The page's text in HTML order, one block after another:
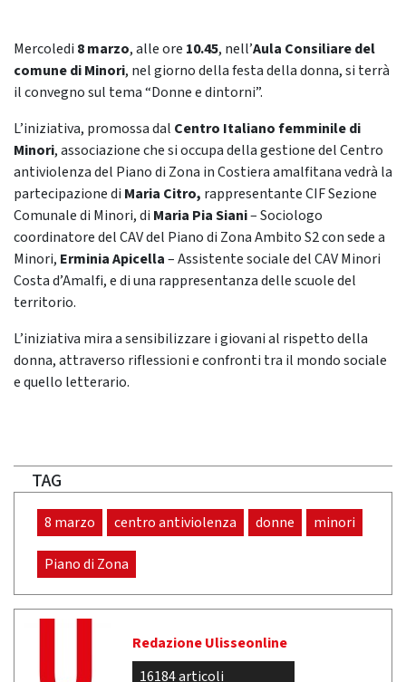
Mercoledi 8 marzo, alle ore 10.45, nell’Aula Consiliare del
comune di Minori, nel giorno della festa della donna, si terrà
il convegno sul tema “Donne e dintorni”.
L’iniziativa, promossa dal Centro Italiano femminile di
Minori, associazione che si occupa della gestione del Centro
antiviolenza del Piano di Zona in Costiera amalfitana vedrà la
partecipazione di Maria Citro, rappresentante CIF Sezione
Comunale di Minori, di Maria Pia Siani– Sociologo
coordinatore del CAV del Piano di Zona Ambito S2 con sede a
Minori, Erminia Apicella– Assistente sociale del CAV Minori
Costa d’Amalfi, e di una rappresentanza delle scuole del
territorio.
L’iniziativa mira a sensibilizzare i giovani al rispetto della
donna, attraverso riflessioni e confronti tra il mondo sociale
e quello letterario.
TAG
8 marzo centro antiviolenza donne minori
Piano di Zona
Redazione Ulisseonline
16184 articoli